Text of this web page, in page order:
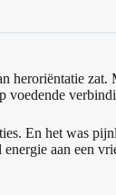
heroriëntatie
voedende
En het was
aan een